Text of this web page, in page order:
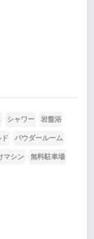
シャワー 岩盤浴
パウダールーム
マシン 無料駐車場